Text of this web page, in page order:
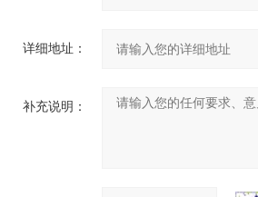
详细地址：
补充说明：